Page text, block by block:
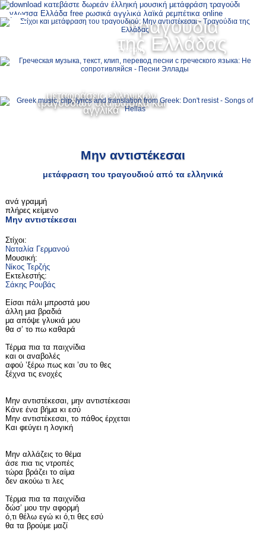
Τραγούδια
της Ελλάδας
μεταφράσεις ελληνικών
τραγουδιών στα ρωσικά και
αγγλικά
Ελληνικά
Русский
Μην αντιστέκεσαι
μετάφραση του τραγουδιού από τα ελληνικά
ανά γραμμή
πλήρες κείμενο
Μην αντιστέκεσαι
Στίχοι:
Ναταλία Γερμανού
Μουσική:
Νίκος Τερζής
Εκτελεστής:
Σάκης Ρουβάς
Είσαι πάλι μπροστά μου
άλλη μια βραδιά
μα απόψε γλυκιά μου
θα σ’ το πω καθαρά
Τέρμα πια τα παιχνίδια
και οι αναβολές
αφού ’ξέρω πως και ’συ το θες
ξέχνα τις ενοχές
Μην αντιστέκεσαι, μην αντιστέκεσαι
Κάνε ένα βήμα κι εσύ
Μην αντιστέκεσαι, το πάθος έρχεται
Και φεύγει η λογική
Μην αλλάζεις το θέμα
άσε πια τις ντροπές
τώρα βράζει το αίμα
δεν ακούω τι λες
Τέρμα πια τα παιχνίδια
δώσ’ μου την αφορμή
ό,τι θέλω εγώ κι ό,τι θες εσύ
θα τα βρούμε μαζί